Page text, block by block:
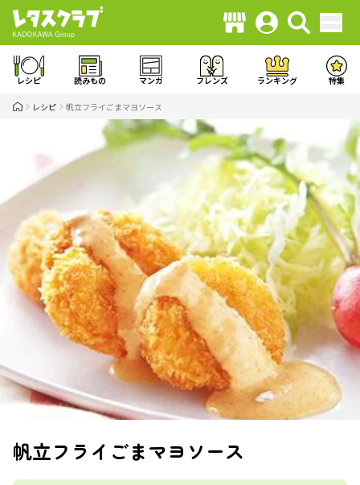
レシピ 読みもの マンガ フレンズ ランキング 特集
レシピ 帆立フライごまマヨソース
帆立フライごまマヨソース